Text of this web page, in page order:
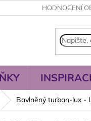
HODNOCENÍ
Bavlněný turban-lux -